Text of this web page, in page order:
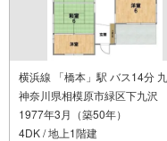
横浜線 「橋本」駅 バス14分
神奈川県相模原市緑区下九沢
1977年3月（築50年）
4DK / 地上1階建